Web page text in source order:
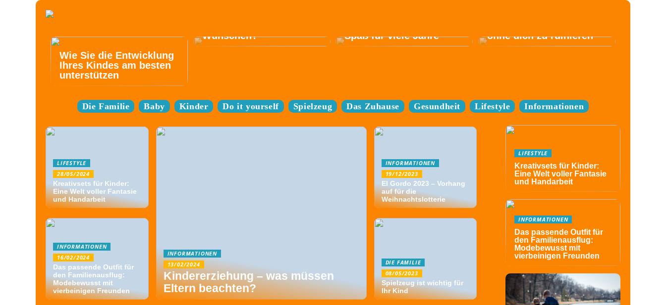
Wie Sie die Entwicklung
Ihres Kindes am besten
unterstützen
Wünschen?
Spaß für viele Jahre
ohne dich zu ruinieren
Die Familie Baby Kinder Do it yourself Spielzeug Das Zuhause Gesundheit Lifestyle Informationen
LIFESTYLE
28/05/2024
Kreativsets für Kinder:
Eine Welt voller Fantasie
und Handarbeit
INFORMATIONEN
16/02/2024
Das passende Outfit für
den Familienausflug:
Modebewusst mit
vierbeinigen Freunden
INFORMATIONEN
13/02/2024
Kindererziehung – was müssen
Eltern beachten?
INFORMATIONEN
19/12/2023
El Gordo 2023 – Vorhang
auf für die
Weihnachtslotterie
DIE FAMILIE
08/05/2023
Spielzeug ist wichtig für
Ihr Kind
Welche Art von Elektrofahrrad
LIFESTYLE
Kreativsets für Kinder:
Eine Welt voller Fantasie
und Handarbeit
INFORMATIONEN
Das passende Outfit für
den Familienausflug:
Modebewusst mit
vierbeinigen Freunden